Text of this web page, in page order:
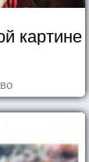
картине